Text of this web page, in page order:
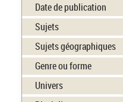
Date de publication
Sujets
Sujets géographiques
Genre ou forme
Univers